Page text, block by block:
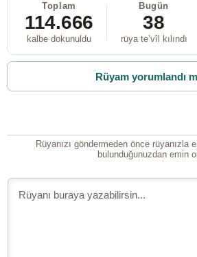
Toplam
114.666
kalbe dokunuldu
Bugün
38
rüya te’vîl kılındı
Rüyam yorumlandı
Rüyanızı göndermeden önce rüyanızla
bulunduğunuzdan emin